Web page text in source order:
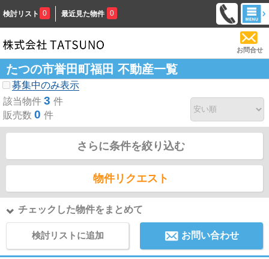
検討リスト 0 最近見た物件 0
お問合せ
たつの市誉田町福田 不動産一覧
募集中のみ表示
該当物件 3 件
販売数 0 件
さらに条件を絞り込む
物件リクエスト
チェックした物件をまとめて
検討リストに追加 お問い合わせ